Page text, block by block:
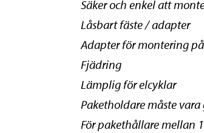
Säker och enkel att
Låsbart fäste / adapter
Adapter för montering
Fjädring
Lämplig för elcyklar
Paketholdare måste
För pakethållare mellan